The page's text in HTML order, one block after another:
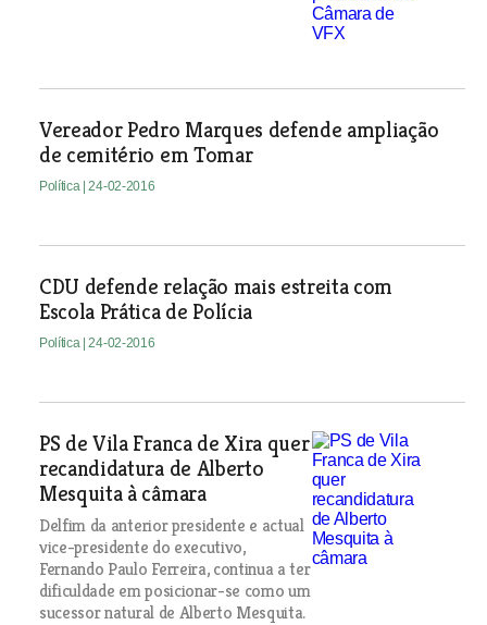
Vereador Pedro Marques defende ampliação
de cemitério em Tomar
Política | 24-02-2016
CDU defende relação mais estreita com
Escola Prática de Polícia
Política | 24-02-2016
PS de Vila Franca de Xira quer
recandidatura de Alberto
Mesquita à câmara
Delfim da anterior presidente e actual
vice-presidente do executivo,
Fernando Paulo Ferreira, continua a ter
dificuldade em posicionar-se como um
sucessor natural de Alberto Mesquita.